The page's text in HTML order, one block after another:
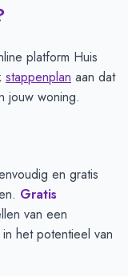
platform Huis
stappenplan aan dat
jouw woning.
en gratis
Gratis
van een
het potentieel van